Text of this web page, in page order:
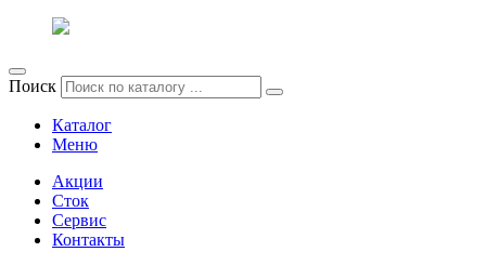
Поиск
Каталог
Меню
Акции
Сток
Сервис
Контакты